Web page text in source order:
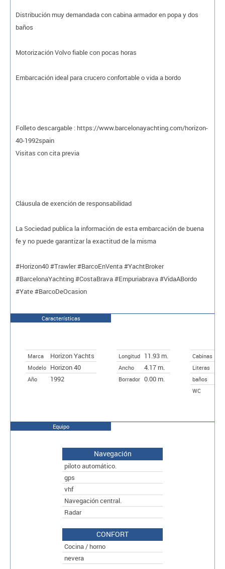
Distribución muy demandada con cabina armador en popa y dos
baños
Motorización Volvo fiable con pocas horas
Embarcación ideal para crucero confortable o vida a bordo
Folleto descargable : https://www.barcelonayachting.com/horizon-
40-1992spain
Visitas con cita previa
Cláusula de exención de responsabilidad
La Sociedad publica la información de esta embarcación de buena
fe y no puede garantizar la exactitud de la misma
#Horizon40 #Trawler #BarcoEnVenta #YachtBroker
#BarcelonaYachting #CostaBrava #Empuriabrava #VidaABordo
#Yate #BarcoDeOcasion
Características
Marca Horizon Yachts
Modelo Horizon 40
Año 1992
Longitud 11.93 m.
Ancho 4.17 m.
Borrador 0.00 m.
Cabinas
Literas
baños
WC
Equipo
Navegación
piloto automático.
gps
vhf
Navegación central.
Radar
CONFORT
Cocina / horno
nevera